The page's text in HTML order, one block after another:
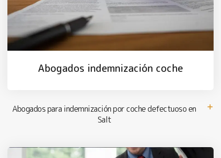
Abogados indemnización coche
Abogados para indemnización por coche defectuoso en
Salt